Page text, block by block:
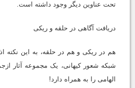
تحت عناوین دیگر وجود داشته است.
دریافت آگاهی در حلقه و ریکی
هم در ریکی و هم در حلقه، به این نکته
شبکه شعور کیهانی، یک مجموعه آثار
الهامی را به همراه دارد!